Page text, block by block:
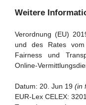
Weitere
Verordnung (EU)
und des Rates
Fairness und
Online-
Datum: 20. Jun 19 (in
EUR-Lex CELEX: